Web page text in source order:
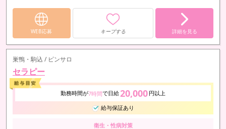
WEB応募 キープする 詳細を見る
巣鴨・駒込 / ピンサロ
セラピー
勤務時間が7時間で日給20,000 円以上
給与保証あり
衛生・性病対策